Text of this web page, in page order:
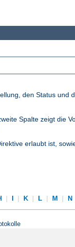
den Status
Spalte zeigt die
erlaubt ist,
| I | K | L | M | N